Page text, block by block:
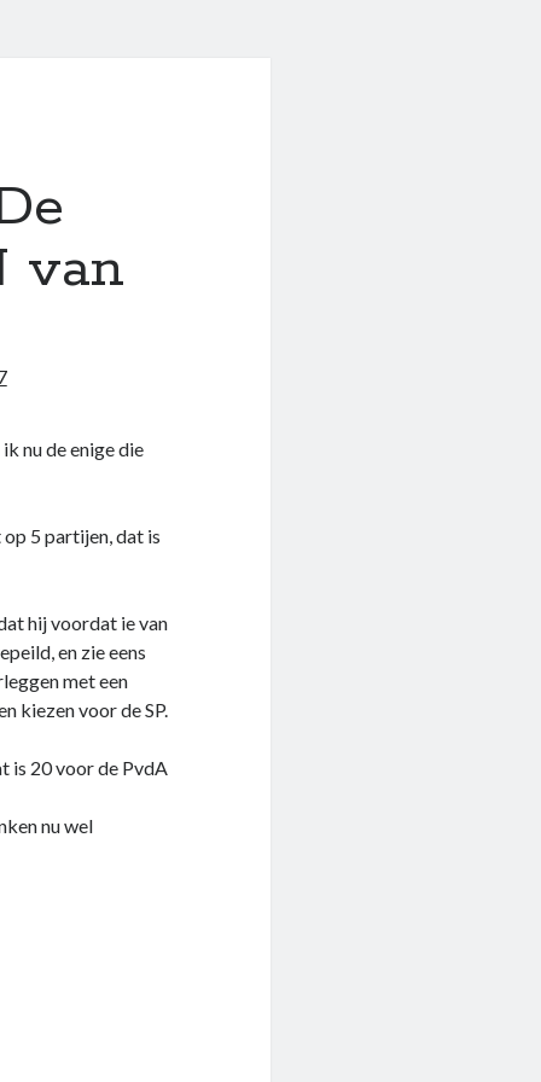
van
nu de enige die
5 partijen, dat is
hij voordat ie van
en zie eens
met een
kiezen voor de SP.
is 20 voor de PvdA
nu wel